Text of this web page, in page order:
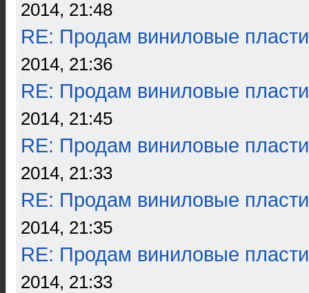
2014, 21:48
RE: Продам виниловые
2014, 21:36
RE: Продам виниловые
2014, 21:45
RE: Продам виниловые
2014, 21:33
RE: Продам виниловые
2014, 21:35
RE: Продам виниловые
2014, 21:33